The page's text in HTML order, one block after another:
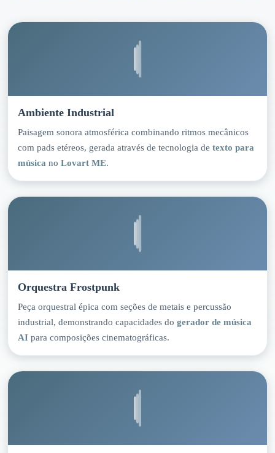
Ambiente Industrial
Paisagem sonora atmosférica combinando ritmos mecânicos
com pads etéreos, gerada através de tecnologia de texto para
música no Lovart ME.
Orquestra Frostpunk
Peça orquestral épica com seções de metais e percussão
industrial, demonstrando capacidades do gerador de música
AI para composições cinematográficas.